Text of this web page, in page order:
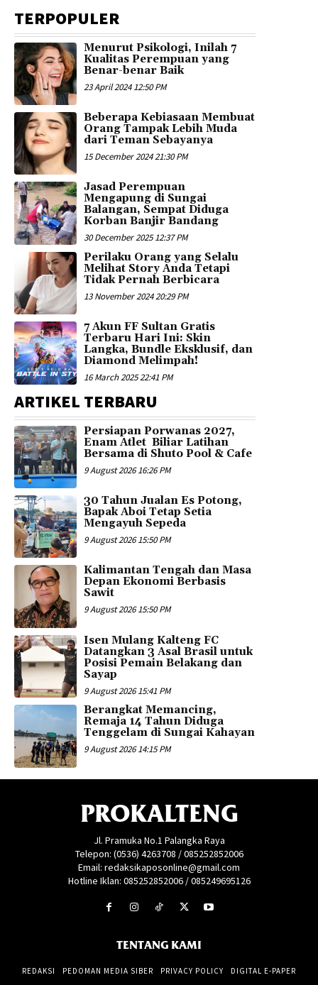
TERPOPULER
Menurut Psikologi, Inilah 7
Kualitas Perempuan yang
Benar-benar Baik
23 April 2024 12:50 PM
Beberapa Kebiasaan Membuat
Orang Tampak Lebih Muda
dari Teman Sebayanya
15 December 2024 21:30 PM
Jasad Perempuan
Mengapung di Sungai
Balangan, Sempat Diduga
Korban Banjir Bandang
30 December 2025 12:37 PM
Perilaku Orang yang Selalu
Melihat Story Anda Tetapi
Tidak Pernah Berbicara
13 November 2024 20:29 PM
7 Akun FF Sultan Gratis
Terbaru Hari Ini: Skin
Langka, Bundle Eksklusif, dan
Diamond Melimpah!
16 March 2025 22:41 PM
ARTIKEL TERBARU
Persiapan Porwanas 2027,
Enam Atlet Biliar Latihan
Bersama di Shuto Pool & Cafe
9 August 2026 16:26 PM
30 Tahun Jualan Es Potong,
Bapak Aboi Tetap Setia
Mengayuh Sepeda
9 August 2026 15:50 PM
Kalimantan Tengah dan Masa
Depan Ekonomi Berbasis
Sawit
9 August 2026 15:50 PM
Isen Mulang Kalteng FC
Datangkan 3 Asal Brasil untuk
Posisi Pemain Belakang dan
Sayap
9 August 2026 15:41 PM
Berangkat Memancing,
Remaja 14 Tahun Diduga
Tenggelam di Sungai Kahayan
9 August 2026 14:15 PM
PROKALTENG
Jl. Pramuka No.1 Palangka Raya
Telepon: (0536) 4263708 / 085252852006
Email: redaksikaposonline@gmail.com
Hotline Iklan: 085252852006 / 085249695126
TENTANG KAMI
REDAKSI PEDOMAN MEDIA SIBER PRIVACY POLICY DIGITAL E-PAPER